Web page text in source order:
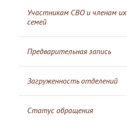
Участникам СВО и членам их
семей
Предварительная запись
Загруженность отделений
Статус обращения